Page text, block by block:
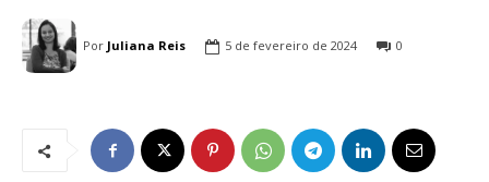
Por Juliana Reis 5 de fevereiro de 2024 0